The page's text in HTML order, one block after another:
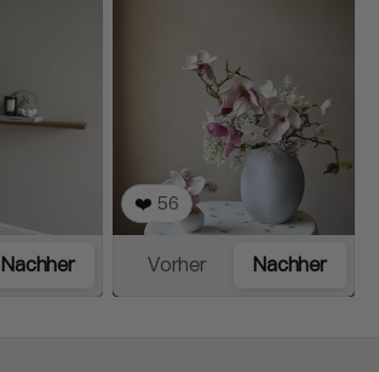
Nachher
❤️ 56
Vorher Nachher